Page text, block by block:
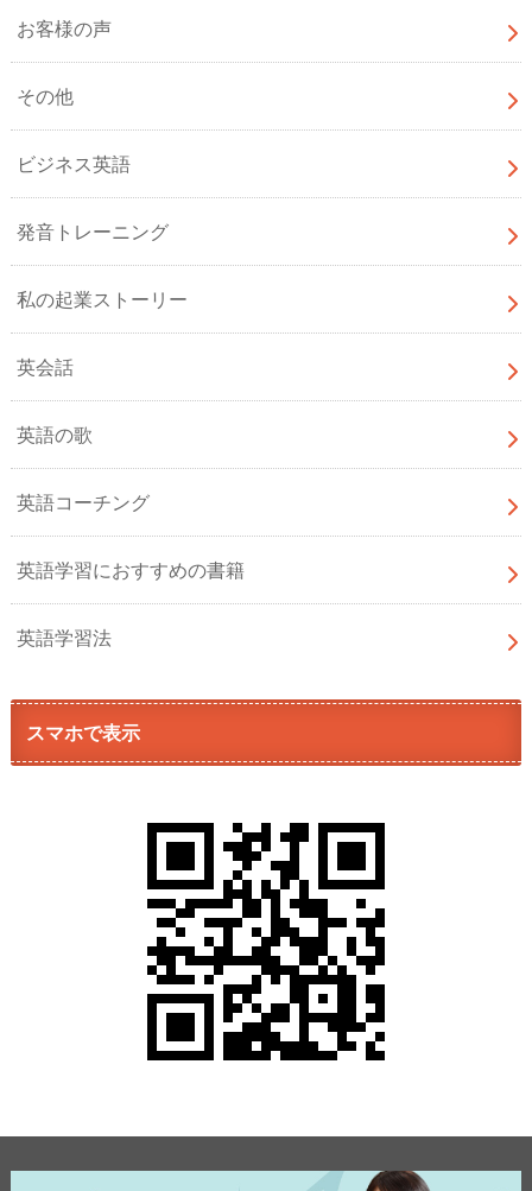
お客様の声
その他
ビジネス英語
発音トレーニング
私の起業ストーリー
英会話
英語の歌
英語コーチング
英語学習におすすめの書籍
英語学習法
スマホで表示